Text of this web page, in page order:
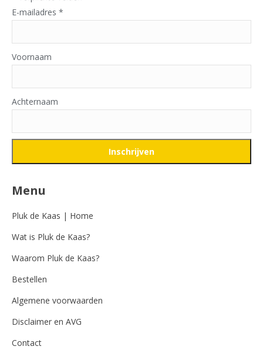
E-mailadres *
Voornaam
Achternaam
Menu
Pluk de Kaas | Home
Wat is Pluk de Kaas?
Waarom Pluk de Kaas?
Bestellen
Algemene voorwaarden
Disclaimer en AVG
Contact